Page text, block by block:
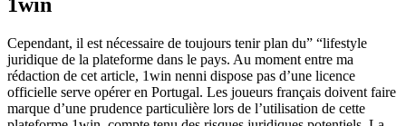
Cependant, il est nécessaire de toujours tenir plan du” “lifestyle
juridique de la plateforme dans le pays. Au moment entre ma
rédaction de cet article, 1win nenni dispose pas d’une licence
officielle serve opérer en Portugal. Les joueurs français doivent faire
marque d’une prudence particulière lors de l’utilisation de cette